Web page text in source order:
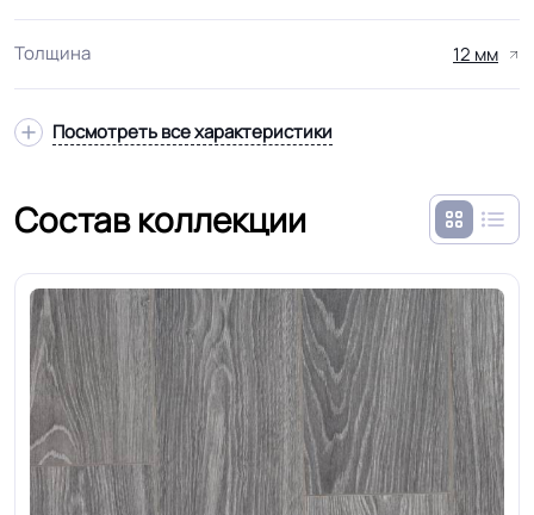
Толщина 12 мм
Посмотреть все характеристики
Состав коллекции